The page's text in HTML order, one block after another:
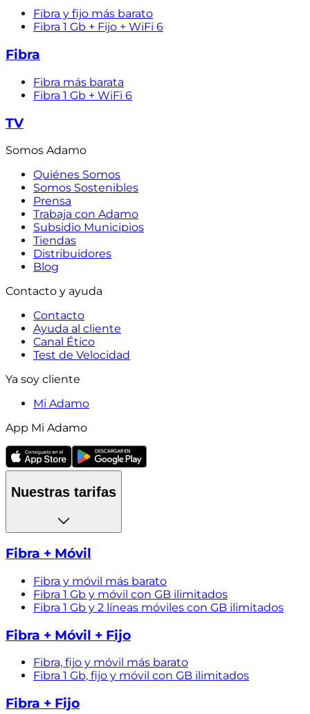
Fibra y fijo más barato
Fibra 1 Gb + Fijo + WiFi 6
Fibra
Fibra más barata
Fibra 1 Gb + WiFi 6
TV
Somos Adamo
Quiénes Somos
Somos Sostenibles
Prensa
Trabaja con Adamo
Subsidio Municipios
Tiendas
Distribuidores
Blog
Contacto y ayuda
Contacto
Ayuda al cliente
Canal Ético
Test de Velocidad
Ya soy cliente
Mi Adamo
App Mi Adamo
Nuestras tarifas
Fibra + Móvil
Fibra y móvil más barato
Fibra 1 Gb y móvil con GB ilimitados
Fibra 1 Gb y 2 líneas móviles con GB ilimitados
Fibra + Móvil + Fijo
Fibra, fijo y móvil más barato
Fibra 1 Gb, fijo y móvil con GB ilimitados
Fibra + Fijo